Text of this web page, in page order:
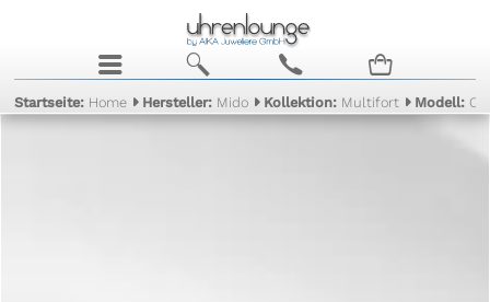
j b c n
Startseite: Home Hersteller: Mido Kollektion: Multifort Modell: